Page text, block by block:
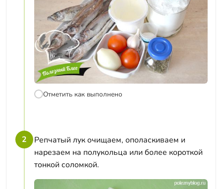
Отметить как выполнено
2
Репчатый лук очищаем, ополаскиваем и
нарезаем на полукольца или более короткой
тонкой соломкой.